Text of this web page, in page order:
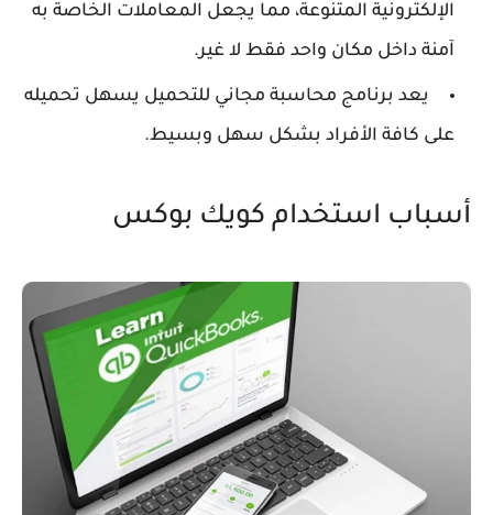
الإلكترونية المتنوعة، مما يجعل المعاملات الخاصة به
آمنة داخل مكان واحد فقط لا غير.
يعد برنامج محاسبة مجاني للتحميل يسهل تحميله
على كافة الأفراد بشكل سهل وبسيط.
أسباب استخدام كويك بوكس